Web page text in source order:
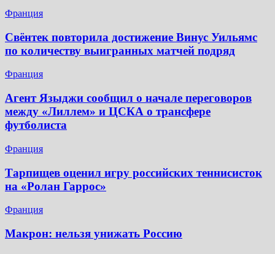
Франция
Свёнтек повторила достижение Винус Уильямс
по количеству выигранных матчей подряд
Франция
Агент Языджи сообщил о начале переговоров
между «Лиллем» и ЦСКА о трансфере
футболиста
Франция
Тарпищев оценил игру российских теннисисток
на «Ролан Гаррос»
Франция
Макрон: нельзя унижать Россию